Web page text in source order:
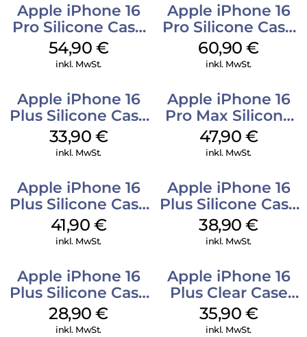
Apple iPhone 16
Pro Silicone Case
MagSafe Black
54,90 €
inkl. MwSt.
Apple iPhone 16
Pro Silicone Case
MagSafe Stone
Gray
60,90€
inkl. MwSt.
Apple iPhone 16
Plus Silicone Case
MagSafe Lake
Green
33,90 €
inkl. MwSt.
Apple iPhone 16
Pro Max Silicone
Case MagSafe
Black
47,90 €
inkl. MwSt.
Apple iPhone 16
Plus Silicone Case
MagSafe Stone
Gray
41,90 €
inkl. MwSt.
Apple iPhone 16
Plus Silicone Case
MagSafe Denim
38,90€
inkl. MwSt.
Apple iPhone 16
Plus Silicone Case
MagSafe Black
28,90€
inkl. MwSt.
Apple iPhone 16
Plus Clear Case
MagSafe
Transparent
35,90 €
inkl. MwSt.